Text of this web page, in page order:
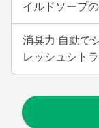
イルドソープ
消臭力 自動で
レッシュシト